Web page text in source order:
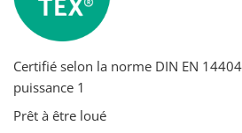
Certifié selon la norme DIN EN
puissance 1
Prêt à être loué